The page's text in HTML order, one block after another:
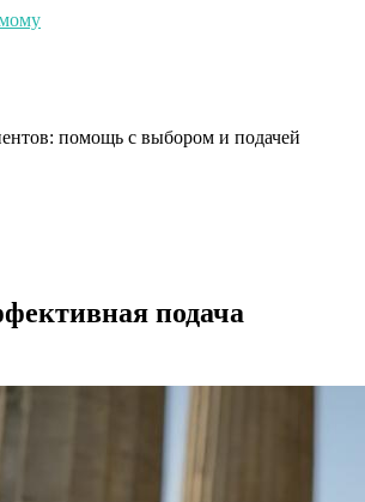
помощь с выбором и подачей
подача